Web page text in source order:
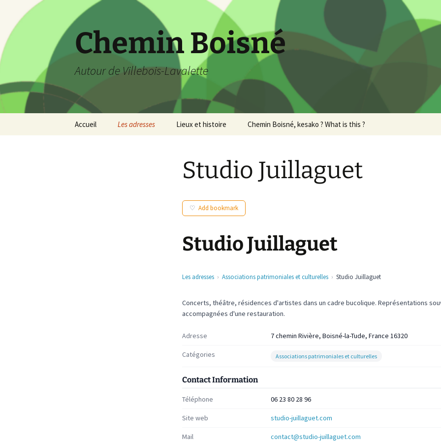
contenu
Chemin Boisné
Autour de Villebois-Lavalette
Accueil Les adresses Lieux et histoire Chemin Boisné, kesako ? What is this ?
Studio Juillaguet
Add bookmark
Studio Juillaguet
Les adresses Associations patrimoniales et culturelles Studio Juillaguet
Concerts, théâtre, résidences d'artistes dans un cadre bucolique. Représentations
accompagnées d'une restauration.
Adresse 7 chemin Rivière, Boisné-la-Tude, France 16320
Catégories Associations patrimoniales et culturelles
Contact Information
Téléphone 06 23 80 28 96
Site web studio-juillaguet.com
Mail contact@studio-juillaguet.com